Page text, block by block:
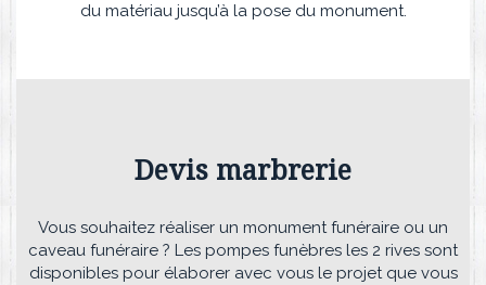
du matériau jusqu’à la pose du monument.
Devis marbrerie
Vous souhaitez réaliser un monument funéraire ou un
caveau funéraire ? Les pompes funèbres les 2 rives sont
disponibles pour élaborer avec vous le projet que vous